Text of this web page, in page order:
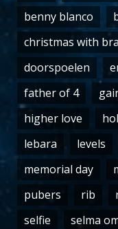
benny blanco
christmas with
doorspoelen
father of 4
higher love
lebara
levels
memorial day
pubers
rib
selfie
selma